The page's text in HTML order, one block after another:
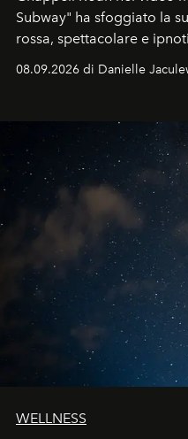
Subway" ha sfoggiato la
rossa, spettacolare e
dell'autunno?
08.09.2026 di Danielle
WELLNESS